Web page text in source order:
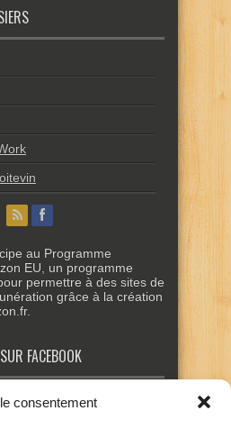
consentement
au Programme
EU, un programme
permettre à des sites de
grâce à la création
FACEBOOK